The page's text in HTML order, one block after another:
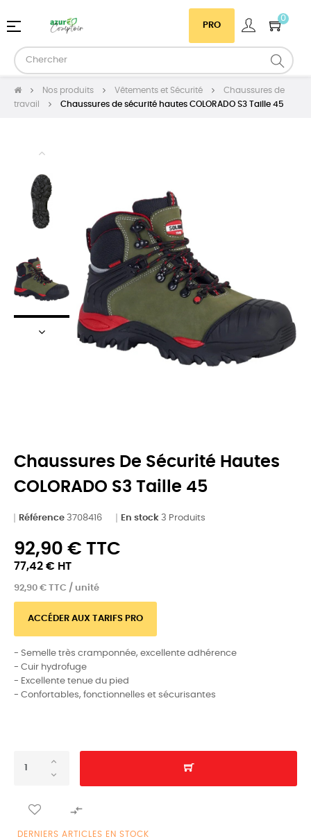
PRO
0
Basculer
navigation
☰
Nos produits Vêtements et Sécurité
Chaussures de
travail
Chaussures de sécurité hautes COLORADO S3 Taille 45
Chaussures De Sécurité Hautes
COLORADO S3 Taille 45
Référence 3708416 En stock 3 Produits
92,90 € TTC
77,42 € HT
92,90 € TTC / unité
ACCÉDER AUX TARIFS PRO
- Semelle très cramponnée, excellente adhérence
- Cuir hydrofuge
- Excellente tenue du pied
- Confortables, fonctionnelles et sécurisantes

DERNIERS ARTICLES EN STOCK